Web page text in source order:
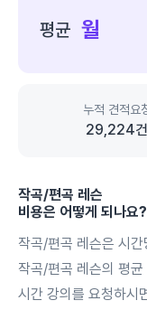
평균 월
누적 견적요
29,224건
작곡/편곡 레슨
비용은 어떻게 되나요?
작곡/편곡 레슨은 시
작곡/편곡 레슨의 평
시간 강의를 요청하시